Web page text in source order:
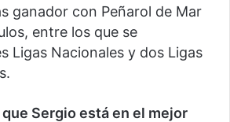
ganador con Peñarol de Mar
entre los que se
Ligas Nacionales y dos Ligas
que Sergio está en el mejor